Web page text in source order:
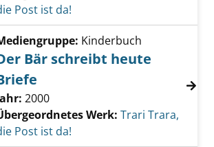
Post ist da!
Kinderbuch
Bär schreibt heute
2000
Werk: Trari Trara,
Post ist da!